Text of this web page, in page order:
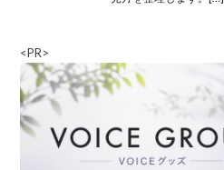
<PR>